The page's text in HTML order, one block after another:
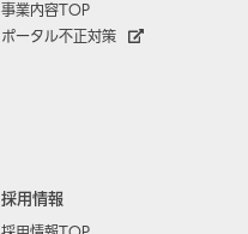
事業内容TOP
ポータル不正対策
採用情報